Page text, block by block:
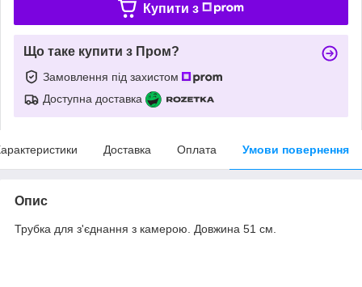
Купити з
Що таке купити з Пром?
Замовлення під захистом
Доступна доставка
Доставка Оплата Умови повернення
Опис
Трубка для з'єднання з камерою. Довжина 51 см.